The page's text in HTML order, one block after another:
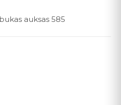
auksas 585